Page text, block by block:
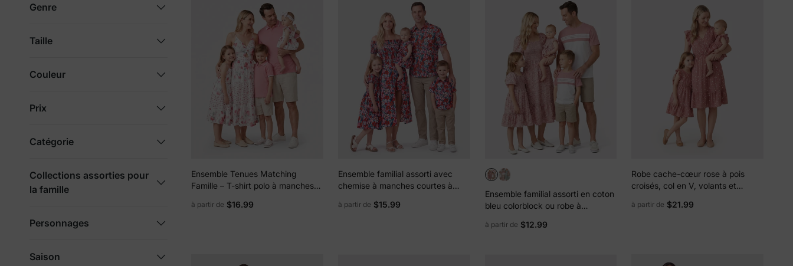
Genre
Taille
Couleur
Prix
Catégorie
Collections assorties pour
la famille
Personnages
Saison
Ensemble Tenues Matching
Famille – T-shirt polo à manches
robe à imprimé floral ajouré Rose
à partir de $16.99
Ensemble familial assorti avec
chemise à manches courtes à
épaules dénudées, bleu foncé
à partir de $15.99
Ensemble familial assorti en coton
bleu colorblock ou robe à
imprimé floral Rose
à partir de $12.99
Robe cache-cœur rose à pois
croisés, col en V, volants et
et moi PinkyWhite
à partir de $21.99